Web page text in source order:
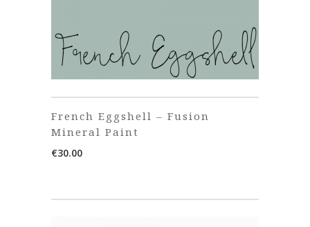
French Eggshell – Fusion
Mineral Paint
€30.00